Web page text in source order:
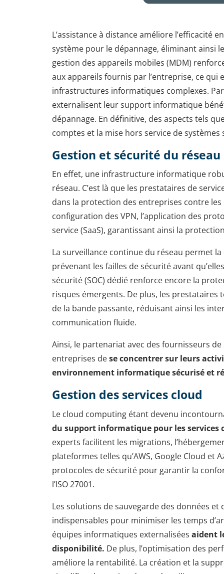
L’assistance à distance améliore l’efficacité
système pour le dépannage, éliminant ainsi
gestion des appareils mobiles (MDM)
aux appareils fournis par l’entreprise, ce
infrastructures informatiques complexes.
externalisent leur support informatique
dépannage. En définitive, des aspects tels
comptes et la mise hors service de
Gestion et sécurité du réseau
En effet, une infrastructure informatique
réseau. C’est là que les prestataires de
dans la protection des entreprises contre
configuration des VPN, l’application des
service (SaaS), garantissant ainsi la
La surveillance continue du réseau permet
prévenant les failles de sécurité avant
sécurité (SOC) dédié renforce encore la
risques émergents. De plus, les
de la bande passante, réduisant ainsi les
communication fluide.
Ainsi, le partenariat avec des fournisseurs
entreprises dese concentrer sur leurs
environnement informatique sécurisé et
Gestion des services cloud
Le cloud computing étant devenu
du support informatique pour les services
experts facilitent les migrations,
plateformes telles qu’AWS, Google Cloud
protocoles de sécurité pour garantir la
l’ISO 27001.
Les solutions de sauvegarde des données
indispensables pour minimiser les temps
équipes informatiques externalisées aident
disponibilité. De plus, l’optimisation des
améliore la rentabilité. La création et la